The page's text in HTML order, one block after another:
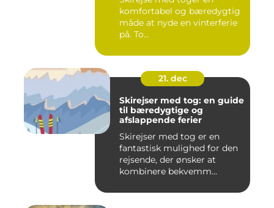
komfortabel og bæredygtig
måde at nyde en vinterferie
på. To...
21. dec
Skirejser med tog: en guide
til bæredygtige og
afslappende ferier
Skirejser med tog er en
fantastisk mulighed for den
rejsende, der ønsker at
kombinere bekvemm...